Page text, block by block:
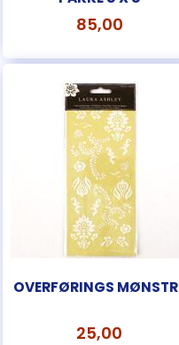
85,00
OVERFØRINGS
25,00